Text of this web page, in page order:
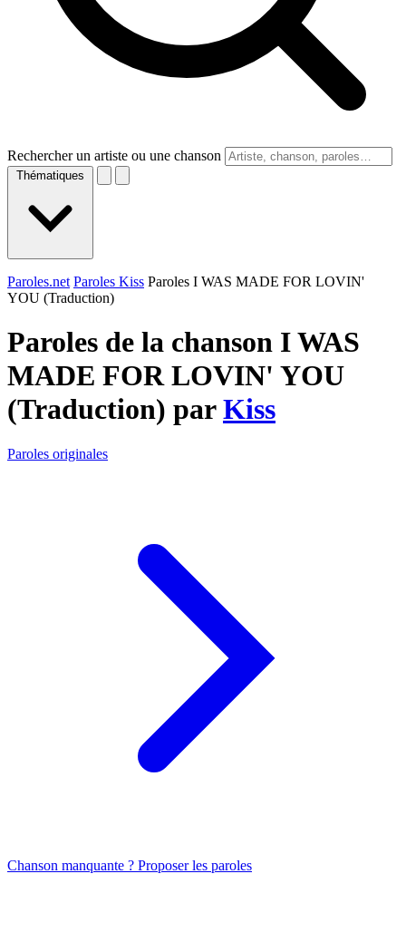
Rechercher un artiste ou une chanson
Thématiques
Paroles.net Paroles Kiss Paroles I WAS MADE FOR LOVIN'
YOU (Traduction)
Paroles de la chanson I WAS
MADE FOR LOVIN' YOU
(Traduction) parKiss
Paroles originales
Chanson manquante ? Proposer les paroles